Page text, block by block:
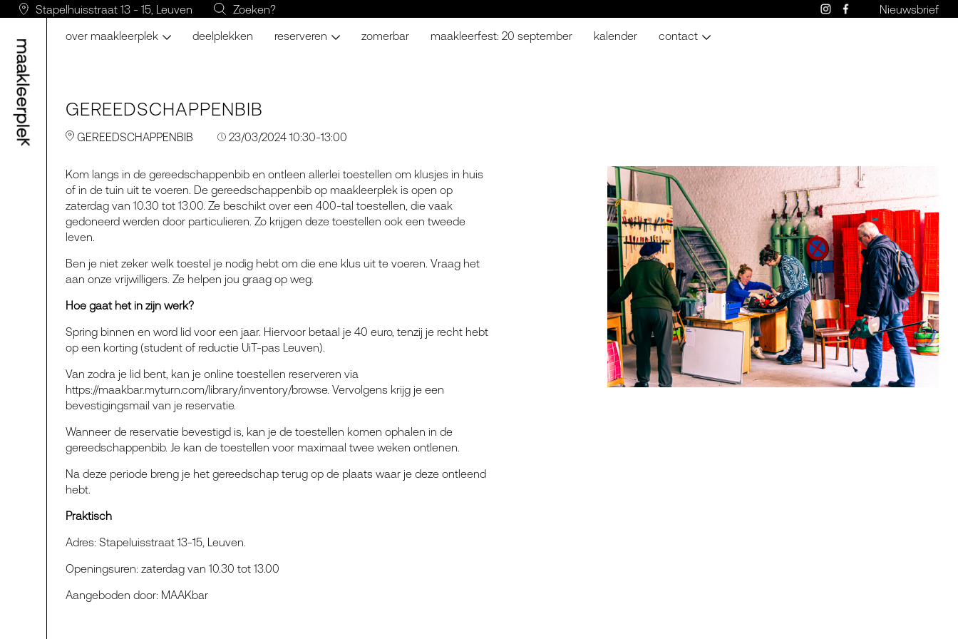
Stapelhuisstraat 13 - 15, Leuven Zoeken? Nieuwsbrief
over maakleerplek deelplekken reserveren zomerbar maakleerfest: 20 september kalender contact
GEREEDSCHAPPENBIB
GEREEDSCHAPPENBIB 23/03/2024 10:30-13:00
Kom langs in de gereedschappenbib en ontleen allerlei toestellen om klusjes in huis
of in de tuin uit te voeren. De gereedschappenbib op maakleerplek is open op
zaterdag van 10.30 tot 13.00. Ze beschikt over een 400-tal toestellen, die vaak
gedoneerd werden door particulieren. Zo krijgen deze toestellen ook een tweede
leven.
Ben je niet zeker welk toestel je nodig hebt om die ene klus uit te voeren. Vraag het
aan onze vrijwilligers. Ze helpen jou graag op weg.
Hoe gaat het in zijn werk?
Spring binnen en word lid voor een jaar. Hiervoor betaal je 40 euro, tenzij je recht hebt
op een korting (student of reductie UiT-pas Leuven).
Van zodra je lid bent, kan je online toestellen reserveren via
https://maakbar.myturn.com/library/inventory/browse. Vervolgens krijg je een
bevestigingsmail van je reservatie.
Wanneer de reservatie bevestigd is, kan je de toestellen komen ophalen in de
gereedschappenbib. Je kan de toestellen voor maximaal twee weken ontlenen.
Na deze periode breng je het gereedschap terug op de plaats waar je deze ontleend
hebt.
Praktisch
Adres: Stapeluisstraat 13-15, Leuven.
Openingsuren: zaterdag van 10.30 tot 13.00
Aangeboden door: MAAKbar